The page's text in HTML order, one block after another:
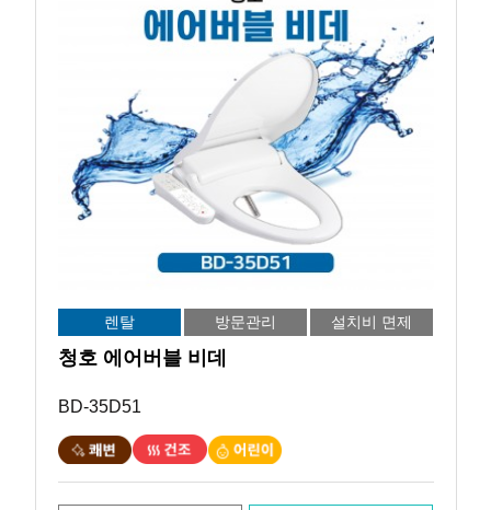
렌탈 방문관리 설치비 면제
청호 에어버블 비데
BD-35D51